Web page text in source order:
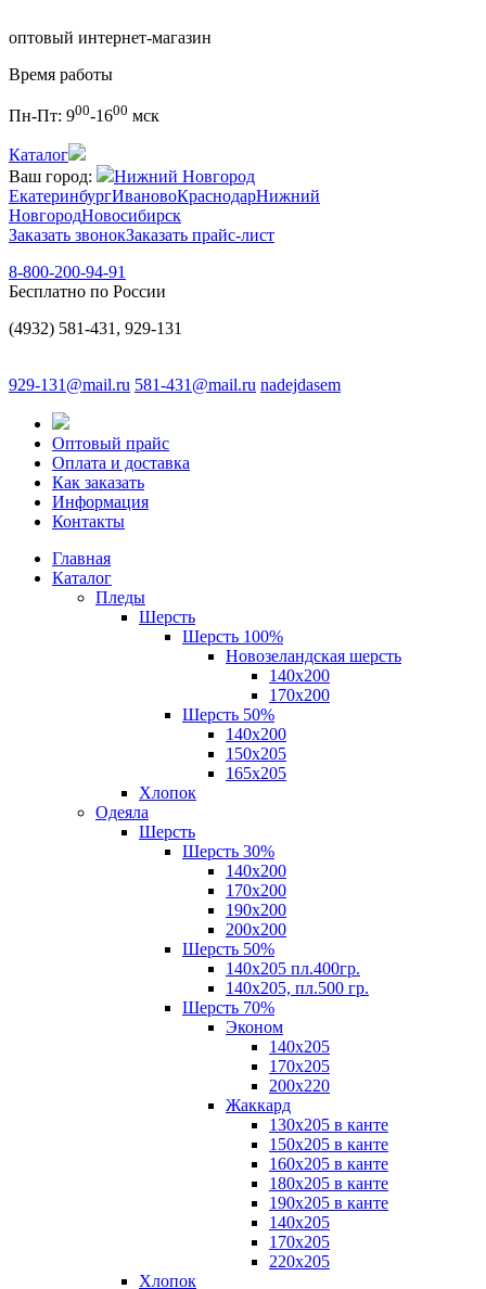
оптовый интернет-магазин
Время работы
Пн-Пт: 900-1600 мск
Каталог
Ваш город:
Нижний Новгород
ЕкатеринбургИвановоКраснодарНижний
НовгородНовосибирск
Заказать звонокЗаказать прайс-лист
8-800-200-94-91
Бесплатно по России
(4932) 581-431, 929-131
929-131@mail.ru 581-431@mail.ru nadejdasem
Оптовый прайс
Оплата и доставка
Как заказать
Информация
Контакты
Главная
Каталог
Пледы
Шерсть
Шерсть 100%
Новозеландская шерсть
140х200
170x200
Шерсть 50%
140x200
150х205
165х205
Хлопок
Одеяла
Шерсть
Шерсть 30%
140х200
170х200
190х200
200х200
Шерсть 50%
140х205 пл.400гр.
140х205, пл.500 гр.
Шерсть 70%
Эконом
140х205
170х205
200х220
Жаккард
130х205 в канте
150х205 в канте
160х205 в канте
180х205 в канте
190х205 в канте
140х205
170х205
220х205
Хлопок